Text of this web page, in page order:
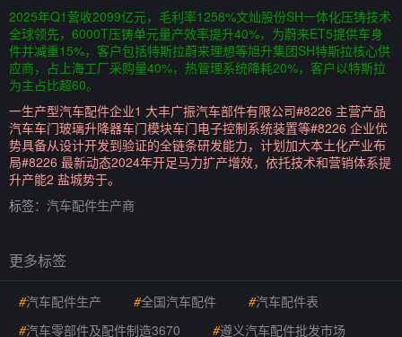
2025年Q1营收2099亿元，毛利率1258%文灿股份SH一体化压铸技术
全球领先，6000T压铸单元量产效率提升40%，为蔚来ET5提供车身
件并减重15%，客户包括特斯拉蔚来理想等旭升集团SH特斯拉核心供
应商，占上海工厂采购量40%，热管理系统降耗20%，客户以特斯拉
为主占比超60。
一生产型汽车配件企业1 大丰广振汽车部件有限公司#8226 主营产品
汽车车门玻璃升降器车门模块车门电子控制系统装置等#8226 企业优
势具备从设计开发到验证的全链条研发能力，计划加大本土化产业布
局#8226 最新动态2024年开足马力扩产增效，依托技术和营销体系提
升产能2 盐城势于。
标签： 汽车配件生产商
更多标签
#汽车配件生产 #全国汽车配件 #汽车配件表
#汽车零部件及配件制造3670 #遵义汽车配件批发市场